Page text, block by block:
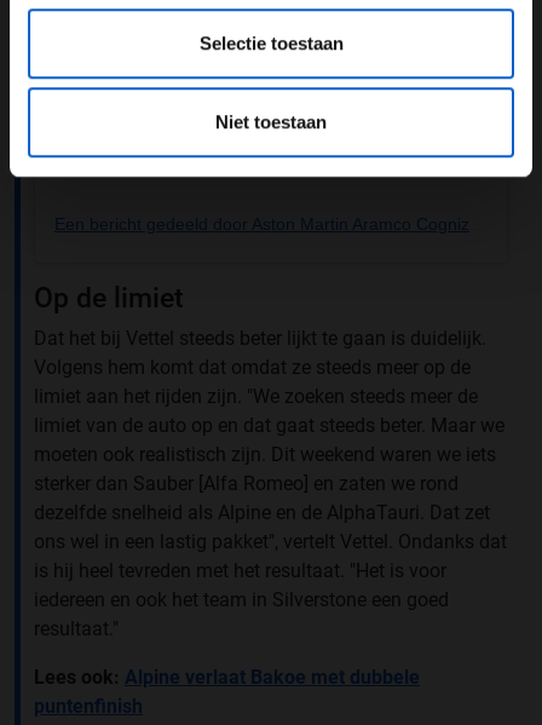
Selectie toestaan
Niet toestaan
Op de limiet
Dat het bij Vettel steeds beter lijkt te gaan is duidelijk.
Volgens hem komt dat omdat ze steeds meer op de
limiet aan het rijden zijn. "We zoeken steeds meer de
limiet van de auto op en dat gaat steeds beter. Maar we
moeten ook realistisch zijn. Dit weekend waren we iets
sterker dan Sauber [Alfa Romeo] en zaten we rond
dezelfde snelheid als Alpine en de AlphaTauri. Dat zet
ons wel in een lastig pakket", vertelt Vettel. Ondanks dat
is hij heel tevreden met het resultaat. "Het is voor
iedereen en ook het team in Silverstone een goed
resultaat."
Lees ook: Alpine verlaat Bakoe met dubbele
puntenfinish